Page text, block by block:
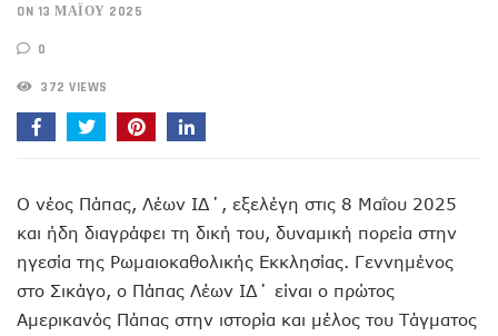
ON 13 ΜΑΪ́ΟΥ 2025
0
372 VIEWS
Ο νέος Πάπας, Λέων ΙΔ΄, εξελέγη στις 8 Μαΐου 2025
και ήδη διαγράφει τη δική του, δυναμική πορεία στην
ηγεσία της Ρωμαιοκαθολικής Εκκλησίας. Γεννημένος
στο Σικάγο, ο Πάπας Λέων ΙΔ΄ είναι ο πρώτος
Αμερικανός Πάπας στην ιστορία και μέλος του Τάγματος